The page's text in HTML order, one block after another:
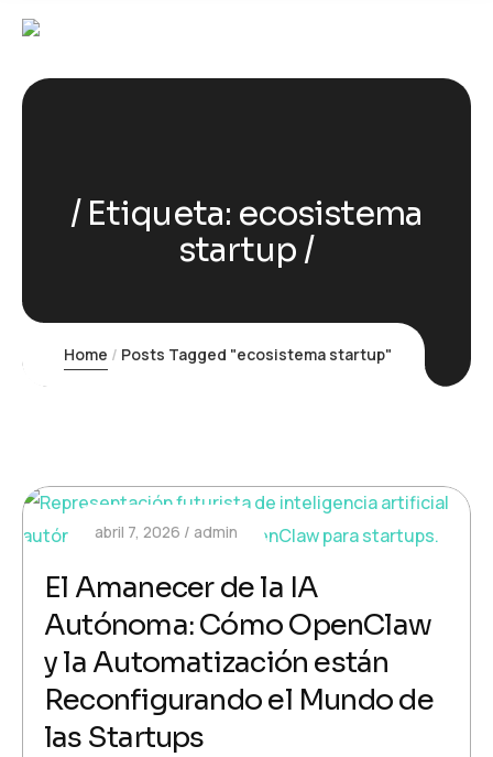
Etiqueta: ecosistema
startup
Home Posts Tagged "ecosistema startup"
abril 7, 2026 admin
El Amanecer de la IA
Autónoma: Cómo OpenClaw
y la Automatización están
Reconfigurando el Mundo de
las Startups